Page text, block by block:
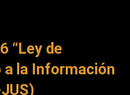
“Ley de
a la Información